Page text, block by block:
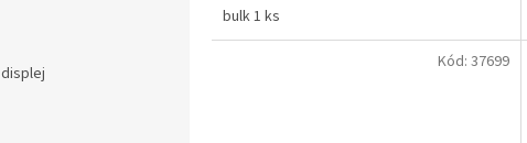
bulk 1 ks
Kód: 37699